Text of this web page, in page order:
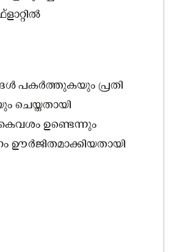
പകര്‍ത്തുകയും പ്രതി
ചെയ്തതായി
ഉണ്ടെന്നും
ഊർജിതമാക്കിയതായി